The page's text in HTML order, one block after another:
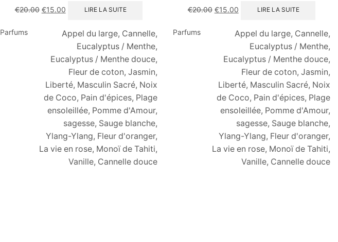
€20.00 €15.00 LIRE LA SUITE
Parfums
Appel du large, Cannelle,
Eucalyptus / Menthe,
Eucalyptus / Menthe douce,
Fleur de coton, Jasmin,
Liberté, Masculin Sacré, Noix
de Coco, Pain d'épices, Plage
ensoleillée, Pomme d'Amour,
sagesse, Sauge blanche,
Ylang-Ylang, Fleur d'oranger,
La vie en rose, Monoï de Tahiti,
Vanille, Cannelle douce
€20.00 €15.00 LIRE LA SUITE
Parfums
Appel du large, Cannelle,
Eucalyptus / Menthe,
Eucalyptus / Menthe douce,
Fleur de coton, Jasmin,
Liberté, Masculin Sacré, Noix
de Coco, Pain d'épices, Plage
ensoleillée, Pomme d'Amour,
sagesse, Sauge blanche,
Ylang-Ylang, Fleur d'oranger,
La vie en rose, Monoï de Tahiti,
Vanille, Cannelle douce